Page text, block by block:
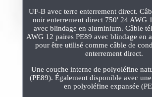
UF-B avec terre enterrement direct.
noir enterrement direct 750' 24 AWG
avec blindage en aluminium. Câble
AWG 12 paires PE89 avec blindage en
pour être utilisé comme câble de
enterrement direct.
Une couche interne de polyoléfine
(PE89). Également disponible avec
en polyoléfine expansée